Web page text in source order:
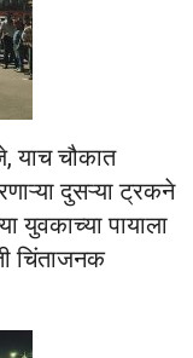
याच चौकात
दुसऱ्या ट्रकने
युवकाच्या पायाला
चिंताजनक